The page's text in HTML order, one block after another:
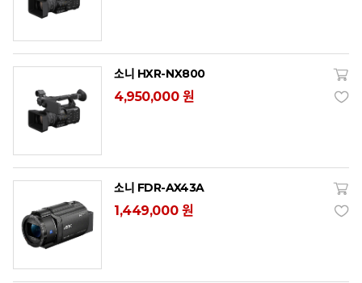
소니 HXR-NX800
4,950,000 원
소니 FDR-AX43A
1,449,000 원